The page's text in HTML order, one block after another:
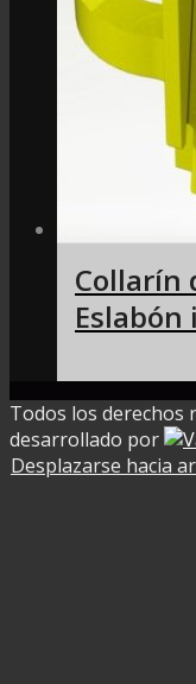
Collarín
Todos los derechos
desarrollado por
Desplazarse hacia